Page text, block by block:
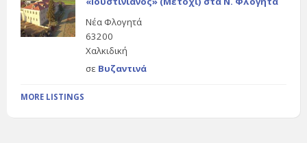
Νέα Φλογητά
63200
Χαλκιδική
σε Βυζαντινά
MORE LISTINGS